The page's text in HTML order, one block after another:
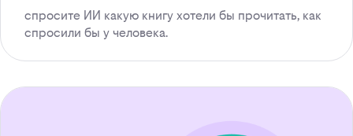
спросите ИИ какую книгу хотели бы прочитать, как
спросили бы у человека.